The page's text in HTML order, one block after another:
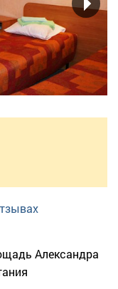
Александра